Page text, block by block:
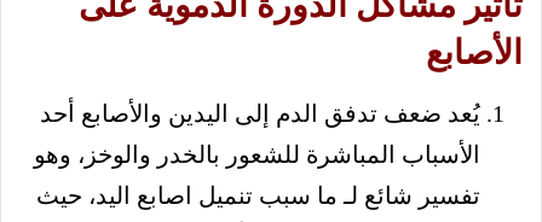
الأصابع
يُعد ضعف تدفق الدم إلى اليدين والأصابع أحد
الأسباب المباشرة للشعور بالخدر والوخز، وهو
تفسير شائع لـ ما سبب تنميل اصابع اليد، حيث